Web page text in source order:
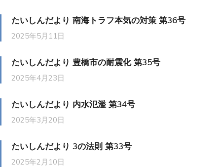
たいしんだより 南海トラフ本気の対策 第36号
2025年5月11日
たいしんだより 豊橋市の耐震化 第35号
2025年4月23日
たいしんだより 内水氾濫 第34号
2025年3月20日
たいしんだより 3の法則 第33号
2025年2月10日